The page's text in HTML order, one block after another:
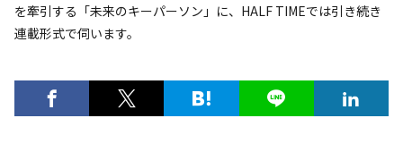
を牽引する「未来のキーパーソン」に、HALF TIMEでは引き続き
連載形式で伺います。